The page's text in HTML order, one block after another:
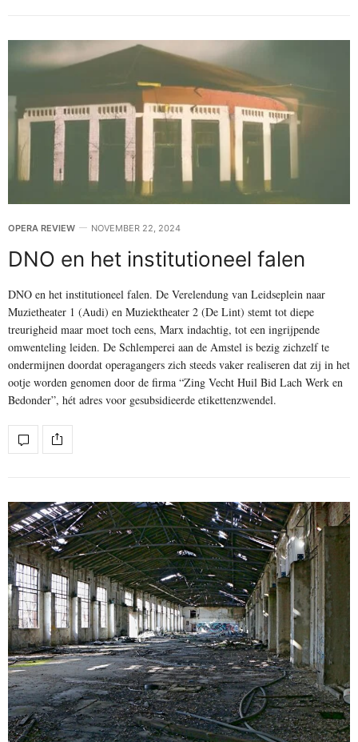
OPERA REVIEW NOVEMBER 22, 2024
DNO en het institutioneel falen
DNO en het institutioneel falen. De Verelendung van Leidseplein naar
Muzietheater 1 (Audi) en Muziektheater 2 (De Lint) stemt tot diepe
treurigheid maar moet toch eens, Marx indachtig, tot een ingrijpende
omwenteling leiden. De Schlemperei aan de Amstel is bezig zichzelf te
ondermijnen doordat operagangers zich steeds vaker realiseren dat zij in het
ootje worden genomen door de firma “Zing Vecht Huil Bid Lach Werk en
Bedonder”, hét adres voor gesubsidieerde etikettenzwendel.